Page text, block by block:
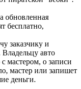
обновленная
бесплатно,
заказчику и
авто
с мастером, о записи
мастер или запишет
деньги.